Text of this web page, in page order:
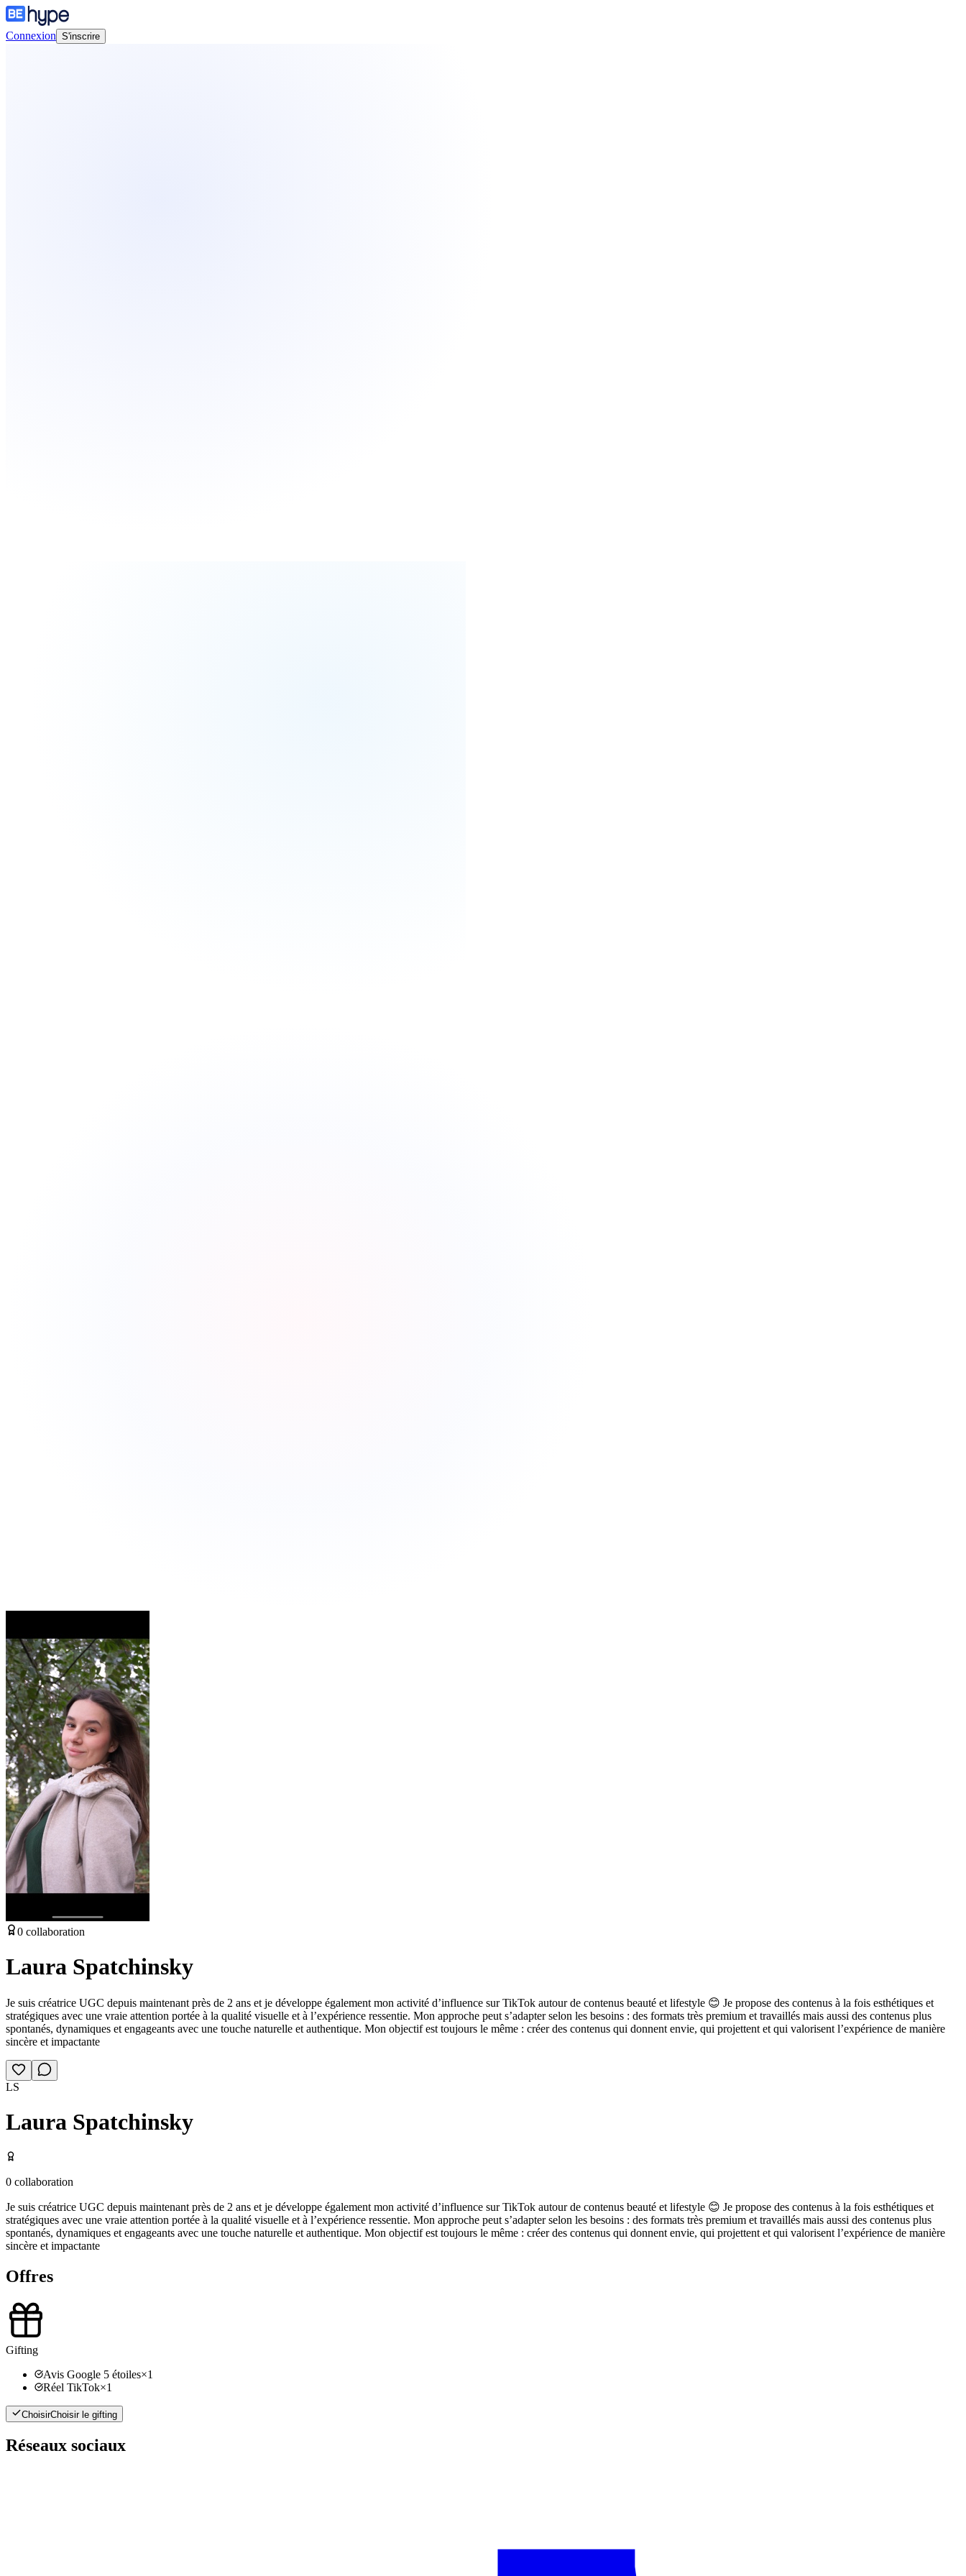
Connexion S'inscrire
0 collaboration
Laura Spatchinsky
Je suis créatrice UGC depuis maintenant près de 2 ans et je développe également mon activité d’influence sur TikTok autour de contenus beauté et lifestyle 😊 Je propose des contenus à la fois esthétiques et
stratégiques avec une vraie attention portée à la qualité visuelle et à l’expérience ressentie. Mon approche peut s’adapter selon les besoins : des formats très premium et travaillés mais aussi des contenus plus
spontanés, dynamiques et engageants avec une touche naturelle et authentique. Mon objectif est toujours le même : créer des contenus qui donnent envie, qui projettent et qui valorisent l’expérience de manière
sincère et impactante
LS
Laura Spatchinsky
0 collaboration
Je suis créatrice UGC depuis maintenant près de 2 ans et je développe également mon activité d’influence sur TikTok autour de contenus beauté et lifestyle 😊 Je propose des contenus à la fois esthétiques et
stratégiques avec une vraie attention portée à la qualité visuelle et à l’expérience ressentie. Mon approche peut s’adapter selon les besoins : des formats très premium et travaillés mais aussi des contenus plus
spontanés, dynamiques et engageants avec une touche naturelle et authentique. Mon objectif est toujours le même : créer des contenus qui donnent envie, qui projettent et qui valorisent l’expérience de manière
sincère et impactante
Offres
Gifting
Avis Google 5 étoiles×1
Réel TikTok×1
ChoisirChoisir le gifting
Réseaux sociaux